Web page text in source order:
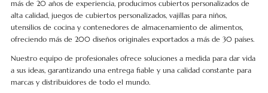
más de 20 años de experiencia, producimos cubiertos personalizados de
alta calidad, juegos de cubiertos personalizados, vajillas para niños,
utensilios de cocina y contenedores de almacenamiento de alimentos,
ofreciendo más de 200 diseños originales exportados a más de 30 países.
Nuestro equipo de profesionales ofrece soluciones a medida para dar vida
a sus ideas, garantizando una entrega fiable y una calidad constante para
marcas y distribuidores de todo el mundo.